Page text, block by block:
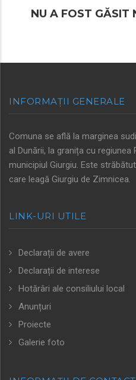
NU A FOST GĂSIT
INFORMAȚII GENERALE
Comuna se află la marginea
al Dunării, la granița cu regiunea
municipiul Giurgiu. Este
care leagă Giurgiu de Zimnicea.
LINK-URI UTILE
Declarații de avere
Declarații de interese
Hotărâri ale consiliului local
Anunțuri
Proiecte
Galerie foto